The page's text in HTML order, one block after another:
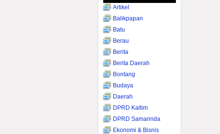
Artikel
Balikpapan
Batu
Berau
Berita
Berita Daerah
Bontang
Budaya
Daerah
DPRD Kaltim
DPRD Samarinda
Ekonomi & Bisnis